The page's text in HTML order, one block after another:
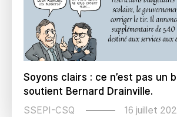
Soyons clairs : ce n’est pas un
soutient Bernard Drainville.
SSEPI-CSQ 16 juillet